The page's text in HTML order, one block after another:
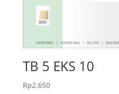
TB 5 EKS 10
Rp2.650